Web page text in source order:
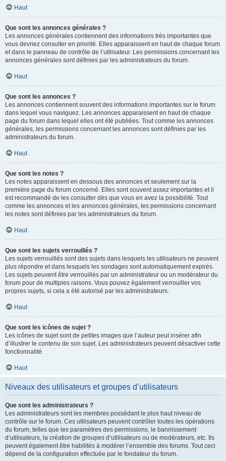
Haut
Que sont les annonces générales ?
Les annonces générales contiennent des informations très importantes que
vous devriez consulter en priorité. Elles apparaissent en haut de chaque forum
et dans le panneau de contrôle de l’utilisateur. Les permissions concernant les
annonces générales sont définies par les administrateurs du forum.
Haut
Que sont les annonces ?
Les annonces contiennent souvent des informations importantes sur le forum
dans lequel vous naviguez. Les annonces apparaissent en haut de chaque
page du forum dans lequel elles ont été publiées. Tout comme les annonces
générales, les permissions concernant les annonces sont définies par les
administrateurs du forum.
Haut
Que sont les notes ?
Les notes apparaissent en dessous des annonces et seulement sur la
première page du forum concerné. Elles sont souvent assez importantes et il
est recommandé de les consulter dès que vous en avez la possibilité. Tout
comme les annonces et les annonces générales, les permissions concernant
les notes sont définies par les administrateurs du forum.
Haut
Que sont les sujets verrouillés ?
Les sujets verrouillés sont des sujets dans lesquels les utilisateurs ne peuvent
plus répondre et dans lesquels les sondages sont automatiquement expirés.
Les sujets peuvent être verrouillés par un administrateur ou un modérateur du
forum pour de multiples raisons. Vous pouvez également verrouiller vos
propres sujets, si cela a été autorisé par les administrateurs.
Haut
Que sont les icônes de sujet ?
Les icônes de sujet sont de petites images que l’auteur peut insérer afin
d’illustrer le contenu de son sujet. Les administrateurs peuvent désactiver cette
fonctionnalité.
Haut
Niveaux des utilisateurs et groupes d’utilisateurs
Que sont les administrateurs ?
Les administrateurs sont les membres possédant le plus haut niveau de
contrôle sur le forum. Ces utilisateurs peuvent contrôler toutes les opérations
du forum, telles que les paramètres des permissions, le bannissement
d’utilisateurs, la création de groupes d’utilisateurs ou de modérateurs, etc. Ils
peuvent également être habilités à modérer l’ensemble des forums. Tout ceci
dépend de la configuration effectuée par le fondateur du forum.